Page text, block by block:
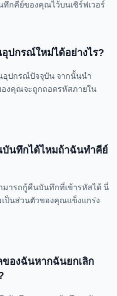
ทึกคีย์ของคุณไว้บนเซิร์ฟเวอร์
ปกรณ์ใหม่ได้อย่างไร?
ปกรณ์ปัจจุบัน จากนั้นนำ
งคุณจะถูกถอดรหัสภายใน
บันทึกได้ไหมถ้าฉันทำคีย์
มารถกู้คืนบันทึกที่เข้ารหัสได้ นี่
ป็นส่วนตัวของคุณแข็งแกร่ง
องฉันหากฉันยกเลิก